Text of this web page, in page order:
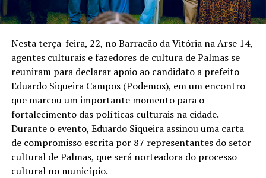
Nesta terça-feira, 22, no Barracão da Vitória na Arse 14,
agentes culturais e fazedores de cultura de Palmas se
reuniram para declarar apoio ao candidato a prefeito
Eduardo Siqueira Campos (Podemos), em um encontro
que marcou um importante momento para o
fortalecimento das políticas culturais na cidade.
Durante o evento, Eduardo Siqueira assinou uma carta
de compromisso escrita por 87 representantes do setor
cultural de Palmas, que será norteadora do processo
cultural no município.